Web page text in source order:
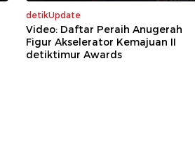
detikUpdate
Video: Daftar Peraih Anugerah
Figur Akselerator Kemajuan II
detiktimur Awards